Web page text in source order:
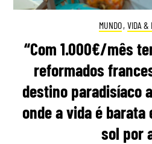
MUNDO, VIDA &
“Com 1.000€/mês
reformados
destino paradisíaco
onde a vida é barata
sol por